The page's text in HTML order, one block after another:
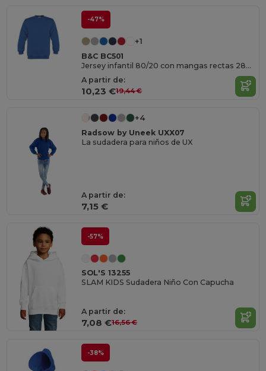
-47%
+1
B&C BC501
Jersey infantil 80/20 con mangas rectas 280 PST
A partir de:
10,23 €19,44 €
+4
Radsow by Uneek UXX07
La sudadera para niños de UX
A partir de:
7,15 €
-57%
SOL'S 13255
SLAM KIDS Sudadera Niño Con Capucha
A partir de:
7,08 €16,56 €
-38%